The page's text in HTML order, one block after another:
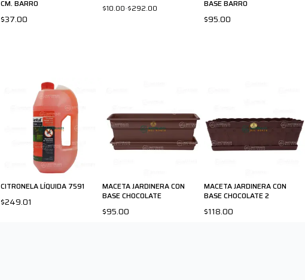
CM. BARRO
$37.00
$10.00-$292.00
BASE BARRO
$95.00
CITRONELA LÍQUIDA 7591
$249.01
MACETA JARDINERA CON
BASE CHOCOLATE
$95.00
MACETA JARDINERA CON
BASE CHOCOLATE 2
$118.00